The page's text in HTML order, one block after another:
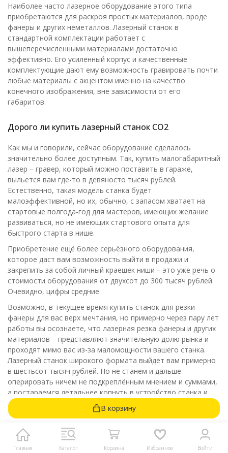
В корзину
Наиболее часто лазерное оборудование этого типа
приобретаются для раскроя простых материалов, вроде
фанеры и других неметаллов. Лазерный станок в
стандартной комплектации работает с
вышеперечисленными материалами достаточно
эффективно. Его усиленный корпус и качественные
комплектующие дают ему возможность гравировать почти
любые материалы с акцентом именно на качество
конечного изображения, вне зависимости от его
габаритов.
Дорого ли купить лазерный станок СО2
Как мы и говорили, сейчас оборудование сделалось
значительно более доступным. Так, купить малогабаритный
лазер – гравер, который можно поставить в гараже,
выльется вам где-то в девяносто тысяч рублей.
Естественно, такая модель станка будет
малоэффективной, но их, обычно, с запасом хватает на
стартовые полгода-год для мастеров, имеющих желание
развиваться, но не имеющих стартового опыта для
быстрого старта в нише.
Приобретение ещё более серьёзного оборудования,
которое даст вам возможность выйти в продажи и
закрепить за собой личный краешек ниши – это уже речь о
стоимости оборудования от двухсот до 300 тысяч рублей.
Очевидно, цифры средние.
Возможно, в текущее время купить станок для резки
фанеры для вас верх мечтания, но примерно через пару лет
работы вы осознаете, что лазерная резка фанеры и других
материалов – представляют значительную долю рынка и
проходят мимо вас из-за маломощности вашего станка.
Лазерный станок широкого формата выйдет вам примерно
в шестьсот тысяч рублей. Но не станем и дальше
оперировать ничем не подкреплённым мнением и суммами,
а постараемся детальнее копнуть в устройство станка и
выяснить, из чего эта цена суммируется.
Часто, когда вы владеете достаточным опытом в сфере –
любой подбор товара будет для вас чем-то похожим на
головоломку. Вы оцениваете все сильные стороны и
недочёты модели, обращаете внимание на производителя,
Главная Каталог Корзина Избранное Войти